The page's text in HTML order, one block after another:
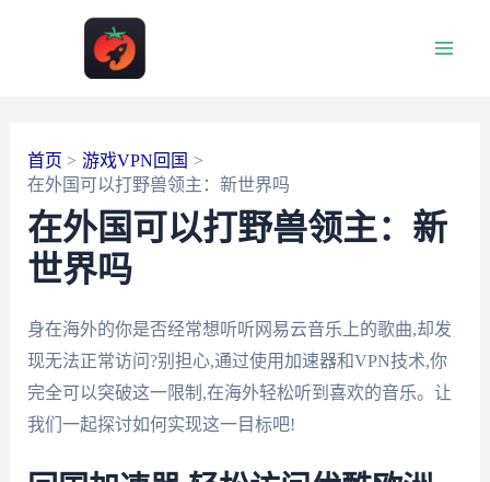
首页
游戏VPN回国
在外国可以打野兽领主：新世界吗
在外国可以打野兽领主：新
世界吗
身在海外的你是否经常想听听网易云音乐上的歌曲,却发
现无法正常访问?别担心,通过使用加速器和VPN技术,你
完全可以突破这一限制,在海外轻松听到喜欢的音乐。让
我们一起探讨如何实现这一目标吧!